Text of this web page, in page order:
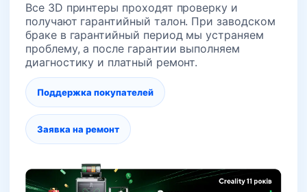
Все 3D принтеры проходят проверку и
получают гарантийный талон. При заводском
браке в гарантийный период мы устраняем
проблему, а после гарантии выполняем
диагностику и платный ремонт.
Поддержка покупателей
Заявка на ремонт